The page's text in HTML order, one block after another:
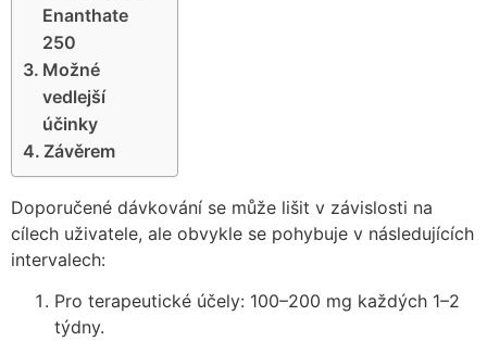
Enanthate
250
Možné
vedlejší
účinky
Závěrem
Doporučené dávkování se může lišit v závislosti na
cílech uživatele, ale obvykle se pohybuje v následujících
intervalech:
Pro terapeutické účely: 100–200 mg každých 1–2
týdny.